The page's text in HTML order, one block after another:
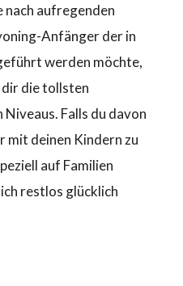
nach aufregenden
Anfänger der in
werden möchte,
dir die tollsten
Falls du davon
mit deinen Kindern zu
auf Familien
restlos glücklich